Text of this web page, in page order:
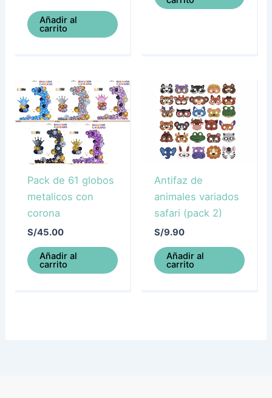
Añadir al
carrito
Pack de 61 globos
metalicos con
corona
S/45.00
Añadir al
carrito
Antifaz de
animales variados
safari (pack 2)
S/9.90
Añadir al
carrito